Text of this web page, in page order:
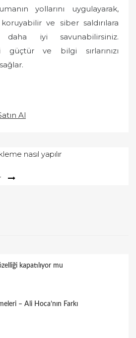
yollarını uygulayarak,
ve siber saldırılara
daha iyi savunabilirsiniz.
güçtür ve bilgi sırlarınızı
Al
nasıl yapılır
kapatılıyor mu
– Ali Hoca’nın Farkı